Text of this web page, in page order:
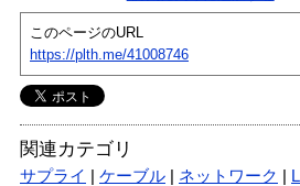
このページのURL
https://plth.me/41008746
関連カテゴリ
サプライ ケーブル ネットワーク